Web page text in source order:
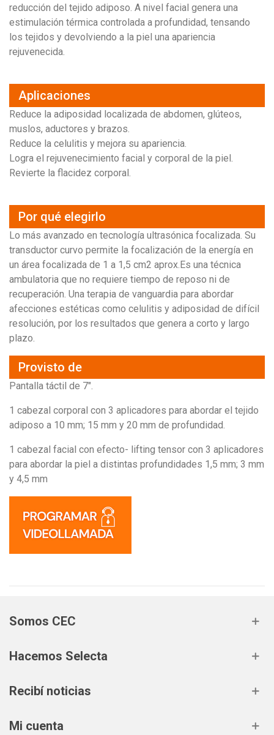
reducción del tejido adiposo. A nivel facial genera una
estimulación térmica controlada a profundidad, tensando
los tejidos y devolviendo a la piel una apariencia
rejuvenecida.
Aplicaciones
Reduce la adiposidad localizada de abdomen, glúteos,
muslos, aductores y brazos.
Reduce la celulitis y mejora su apariencia.
Logra el rejuvenecimiento facial y corporal de la piel.
Revierte la flacidez corporal.
Por qué elegirlo
Lo más avanzado en tecnología ultrasónica focalizada. Su
transductor curvo permite la focalización de la energía en
un área focalizada de 1 a 1,5 cm2 aprox.Es una técnica
ambulatoria que no requiere tiempo de reposo ni de
recuperación. Una terapia de vanguardia para abordar
afecciones estéticas como celulitis y adiposidad de difícil
resolución, por los resultados que genera a corto y largo
plazo.
Provisto de
Pantalla táctil de 7″.
1 cabezal corporal con 3 aplicadores para abordar el tejido
adiposo a 10 mm; 15 mm y 20 mm de profundidad.
1 cabezal facial con efecto- lifting tensor con 3 aplicadores
para abordar la piel a distintas profundidades 1,5 mm; 3 mm
y 4,5 mm
Somos CEC
Hacemos Selecta
Recibí noticias
Mi cuenta